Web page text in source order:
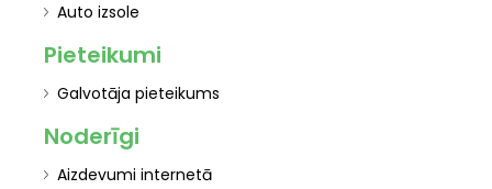
Auto izsole
Pieteikumi
Galvotāja pieteikums
Noderīgi
Aizdevumi internetā